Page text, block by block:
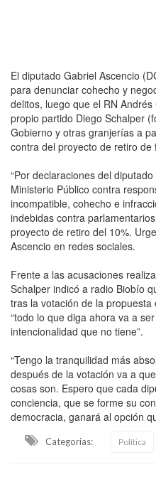
El diputado Gabriel Ascencio
para denunciar cohecho y
delitos, luego que el RN
propio partido Diego Schalper
Gobierno y otras granjerías a
contra del proyecto de retiro de
“Por declaraciones del
Ministerio Público contra
incompatible, cohecho e
indebidas contra
proyecto de retiro del 10%.
Ascencio en redes sociales.
Frente a las acusaciones
Schalper indicó a radio Biobío
tras la votación de la
“todo lo que diga ahora va a
intencionalidad que no tiene”.
“Tengo la tranquilidad más
después de la votación va a
cosas son. Espero que cada
conciencia, que se forme su
democracia, ganará al opción
Categorias: Política